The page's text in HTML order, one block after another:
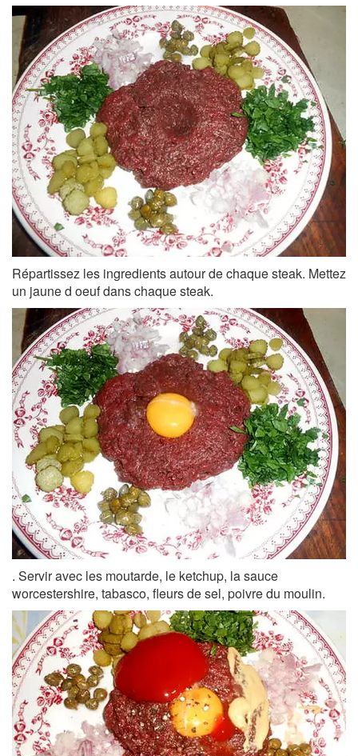
Répartissez les ingredients autour de chaque steak. Mettez
un jaune d oeuf dans chaque steak.
. Servir avec les moutarde, le ketchup, la sauce
worcestershire, tabasco, fleurs de sel, poivre du moulin.